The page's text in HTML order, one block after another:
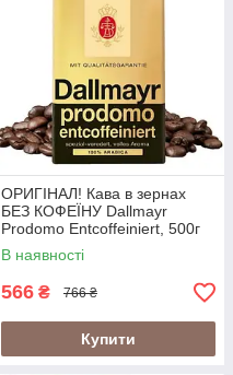
ОРИГІНАЛ! Кава в зернах
БЕЗ КОФЕЇНУ Dallmayr
Prodomo Entcoffeiniert, 500г
В наявності
566 ₴ 766 ₴
Купити